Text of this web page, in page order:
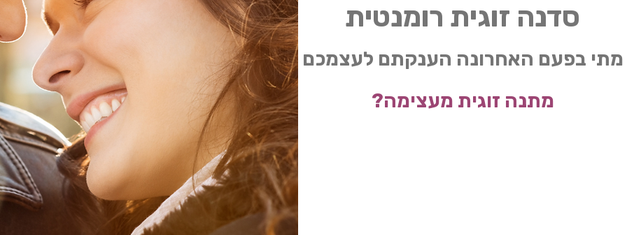
סדנה זוגית רומנטית
מתי בפעם האחרונה הענקתם לעצמכם
מתנה זוגית מעצימה?